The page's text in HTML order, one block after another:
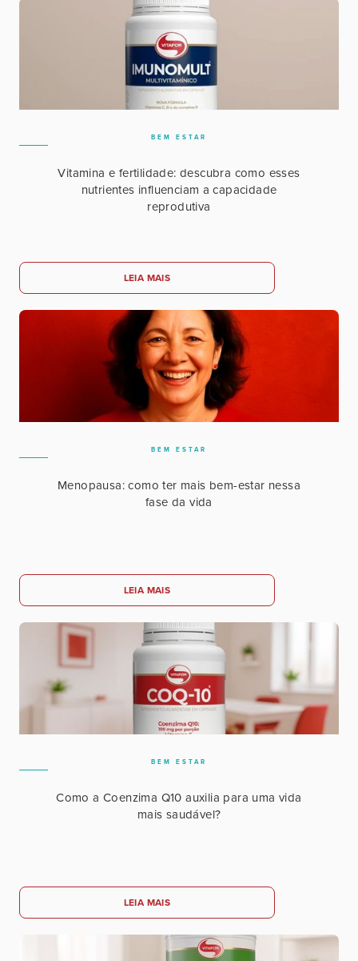
BEM ESTAR
Vitamina e fertilidade: descubra como esses
nutrientes influenciam a capacidade
reprodutiva
LEIA MAIS
BEM ESTAR
Menopausa: como ter mais bem-estar nessa
fase da vida
LEIA MAIS
BEM ESTAR
Como a Coenzima Q10 auxilia para uma vida
mais saudável?
LEIA MAIS